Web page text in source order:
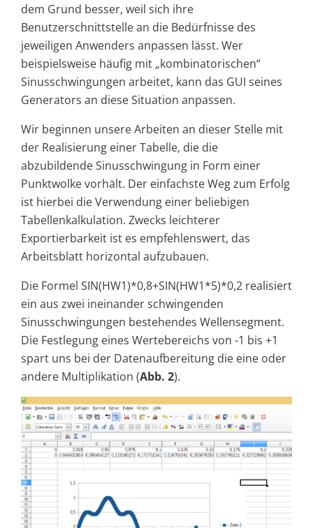
dem Grund besser, weil sich ihre
Benutzerschnittstelle an die Bedürfnisse des
jeweiligen Anwenders anpassen lässt. Wer
beispielsweise häufig mit „kombinatorischen“
Sinusschwingungen arbeitet, kann das GUI seines
Generators an diese Situation anpassen.
Wir beginnen unsere Arbeiten an dieser Stelle mit
der Realisierung einer Tabelle, die die
abzubildende Sinusschwingung in Form einer
Punktwolke vorhält. Der einfachste Weg zum Erfolg
ist hierbei die Verwendung einer beliebigen
Tabellenkalkulation. Zwecks leichterer
Exportierbarkeit ist es empfehlenswert, das
Arbeitsblatt horizontal aufzubauen.
Die Formel SIN(HW1)*0,8+SIN(HW1*5)*0,2 realisiert
ein aus zwei ineinander schwingenden
Sinusschwingungen bestehendes Wellensegment.
Die Festlegung eines Wertebereichs von -1 bis +1
spart uns bei der Datenaufbereitung die eine oder
andere Multiplikation (Abb. 2).